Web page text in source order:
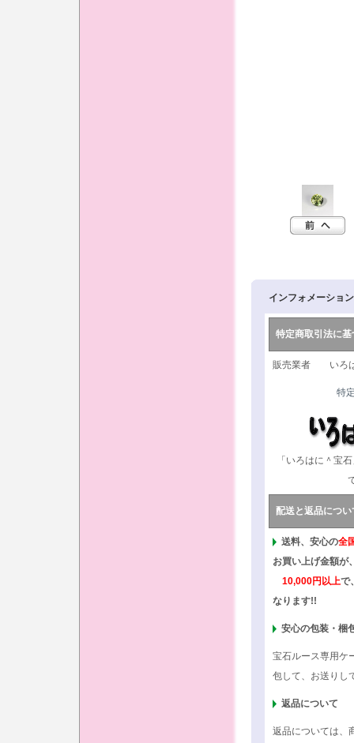
インフォメーション
特定商取引法に基
販売業者 いろ
特
「いろはに＾宝
配送と返品につい
送料、安心の全
お買い上げ金額が
10,000円以上で
なります!!
安心の包装・梱
宝石ルース専用ケ
包して、お送りし
返品について
返品については、